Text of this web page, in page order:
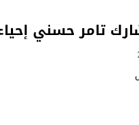
بسببها.. من هي هيفا
بعض الحملات التسويقية
عقده.. حصاد وأرقام سيف الدين
للدكتورة آيات حسن شمس
تامر حسني